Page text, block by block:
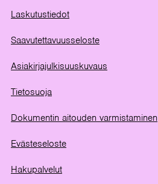
Laskutustiedot
Saavutettavuusseloste
Asiakirjajulkisuuskuvaus
Tietosuoja
Dokumentin aitouden varmistaminen
Evästeseloste
Hakupalvelut